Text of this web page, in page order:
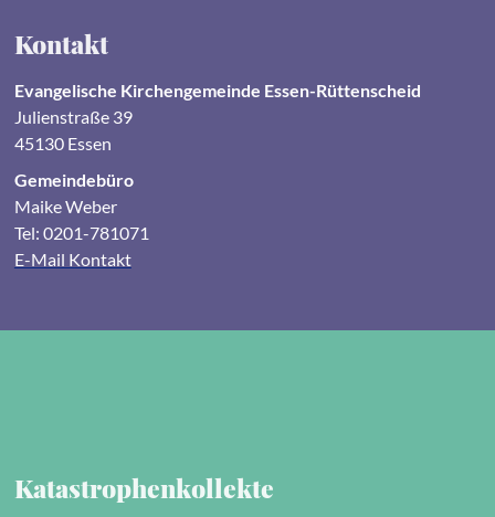
Kontakt
Evangelische Kirchengemeinde Essen-Rüttenscheid
Julienstraße 39
45130 Essen
Gemeindebüro
Maike Weber
Tel: 0201-781071
E-Mail Kontakt
Katastrophenkollekte